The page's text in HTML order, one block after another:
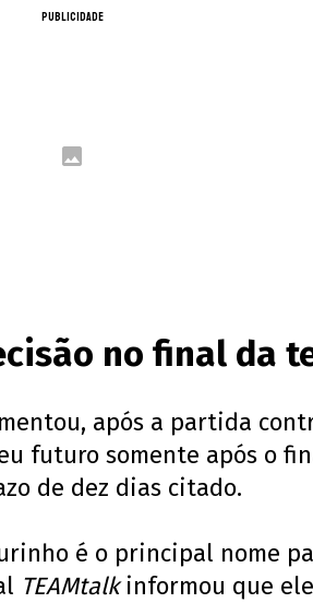
PUBLICIDADE
no final da
após a partida
futuro somente após o
de dez dias citado.
é o principal nome
TEAMtalkinformou que